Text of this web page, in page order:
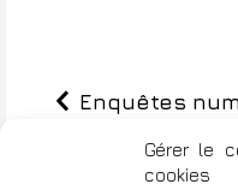
Gérer le
cookies
Enquêtes
privés :